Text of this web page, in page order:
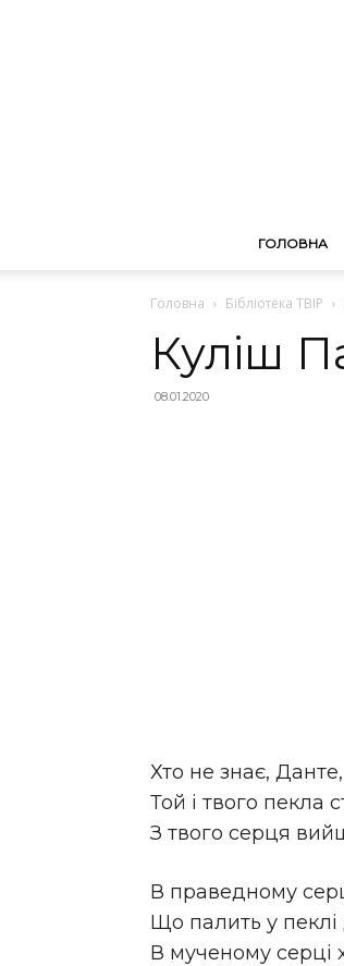
ГОЛОВНА
Головна Бібліотека ТВІР
Куліш
08.01.2020
Хто не знає,
Той і твого пекла
З твого серця
В праведному
Що палить у пеклі
В мученому серці